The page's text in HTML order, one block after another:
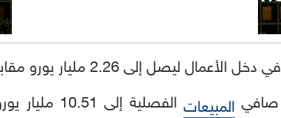
ليصل إلى 2.26 مليار يورو مقابل 1.21 مليار يورو.
صافي المبيعات